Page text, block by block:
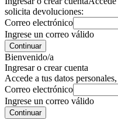
solicita devoluciones:
Correo electrónico
Ingrese un correo válido
Continuar
Bienvenido/a
Ingresar o crear cuenta
Accede a tus datos
Correo electrónico
Ingrese un correo válido
Continuar